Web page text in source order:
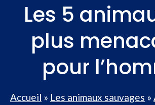
Les 5
plus
pour
Accueil » Les animaux sauvages »